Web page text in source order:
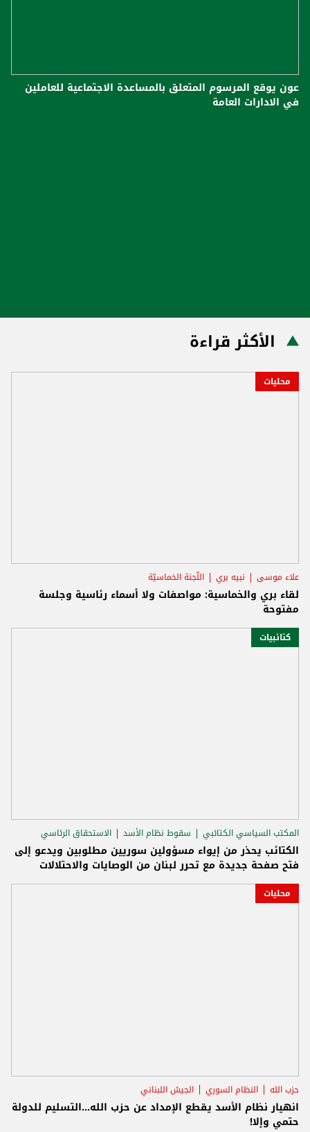
عون يوقع المرسوم المتعلق بالمساعدة الاجتماعية للعاملين
في الادارات العامة
الأكثر قراءة
محليات
علاء موسى نبيه بري اللّجنة الخماسيّة
لقاء بري والخماسية: مواصفات ولا أسماء رئاسية وجلسة
مفتوحة
كتائبيات
المكتب السياسي الكتائبي سقوط نظام الأسد الاستحقاق الرئاسي
الكتائب يحذر من إيواء مسؤولين سوريين مطلوبين ويدعو إلى
فتح صفحة جديدة مع تحرر لبنان من الوصايات والاحتلالات
محليات
حزب الله النظام السوري الجيش اللبناني
انهيار نظام الأسد يقطع الإمداد عن حزب الله...التسليم للدولة
حتمي وإلا!